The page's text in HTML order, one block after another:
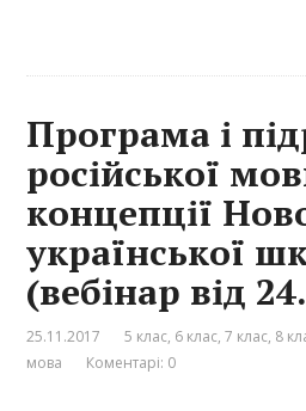
Програма і
російської
концепції
української
(вебінар від
25.11.2017 5 клас, 6 клас,7 клас, 8
мова
Коментарі: 0